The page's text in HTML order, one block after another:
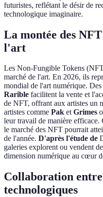
futuristes, reflétant le désir de
technologique imaginaire.
La montée des
l'art
Les Non-Fungible Tokens
marché de l'art. En 2026, ils
mondial de l'art numérique.
Rarible facilitent la vente et
de NFT, offrant aux artistes un
artistes comme Pak etGrimes
leur travail de manière efficace.
le marché des NFT pourrait
de l'année. D'après l'étude de
galeries explorent ou vendent
dimension numérique au cœur
Collaboration
technologiques